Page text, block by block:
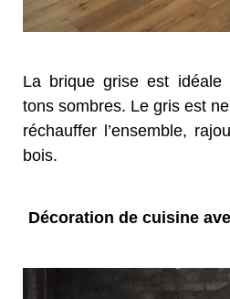
La brique grise est idéale
tons sombres. Le gris est
réchauffer l’ensemble,
bois.
Décoration de cuisine